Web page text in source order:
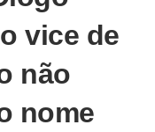
vice de
não
nome